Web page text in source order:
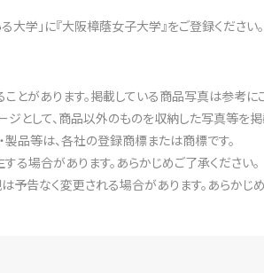
学」に『大阪樟蔭女子大学』をご登録ください。
とがあります。掲載している商品写真は参考に
として、商品以外のものを収納した写真等を掲
品等は、各社の登録商標または商標です。
場合があります。あらかじめご了承ください。
告なく変更される場合があります。あらかじめ